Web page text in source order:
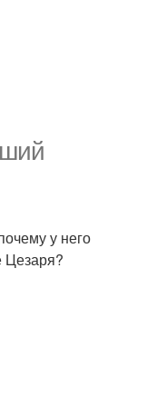
у него
Цезаря?